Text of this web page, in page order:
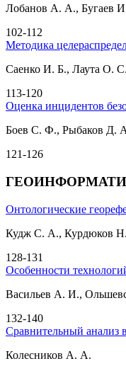
Лобанов А. А., Бугаев
102-112
Методика
Саенко И. Б., Лаута О.
113-120
Оценка инцидентов
Боев С. Ф., Рыбаков Д.
121-126
Онтологические
Кудж С. А., Курдюков
128-131
Особенности
Васильев А. И.,
132-140
Сравнительный анализ
Колесников А. А.